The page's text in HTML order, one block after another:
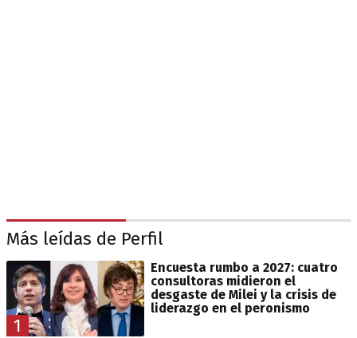
Más leídas de Perfil
1
Encuesta rumbo a 2027: cuatro
consultoras midieron el
desgaste de Milei y la crisis de
liderazgo en el peronismo